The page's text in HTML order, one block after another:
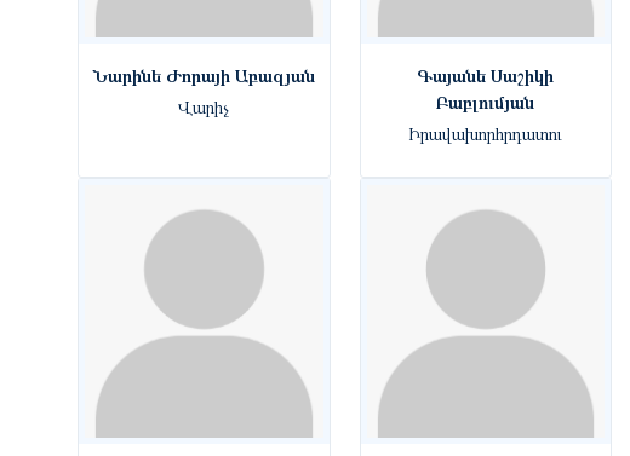
Նարինե Ժորայի Աբազյան
Վարիչ
Գայանե Սաշիկի
Բաբլումյան
Իրավախորհրդատու